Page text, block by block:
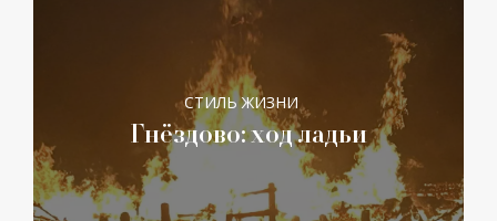
СТИЛЬ ЖИЗНИ
Гнёздово: ход ладьи